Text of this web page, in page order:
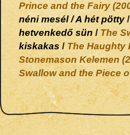
Prince and the Fairy
néni mesél / A hét pötty/
hetvenkedő sün / The
kiskakas / The Haughty
Stonemason Kelemen
Swallow and the Piece